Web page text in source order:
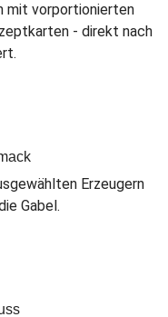
mit vorportionierten
- direkt nach
Erzeugern
Gabel.